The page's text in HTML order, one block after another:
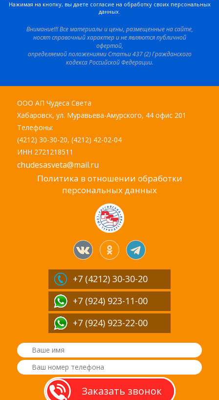
Нажимая на кнопку, вы даете согласие на обработку своих персональных
данных.
Внимание!!! Все материалы и цены, размещенные на сайте,
носят справочный характер и не являются публичной
офертой,
определяемой положениями Статьи 437 (2) Гражданского
кодекса Российской Федерации.
ООО АП Чудеса Света
Хабаровск, ул. Муравьева-Амурского, 44 офис 201
Телефоны:
(4212) 30-30-20, (4212) 42-02-04
ИНН 2721218511
chudesasveta@mail.ru
Политика в отношении обработки
персональных данных
+7 (4212) 30-30-20
+7 (924) 923-11-00
+7 (924) 923-22-00